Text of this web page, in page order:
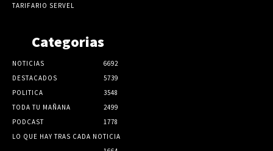
TARIFARIO SERVEL
Categorias
NOTICIAS
6692
DESTACADOS
5739
POLITICA
3548
TODA TU MAÑANA
2499
PODCAST
1778
LO QUE HAY TRAS CADA NOTICIA